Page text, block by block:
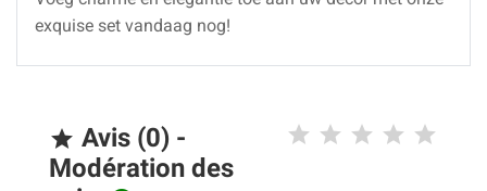
exquise set vandaag nog!
 Avis (0) -
Modération des